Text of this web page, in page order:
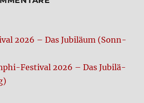
2026 – Das Jubi­lä­um (Sonn­
Festi­val 2026 – Das Jubi­lä­